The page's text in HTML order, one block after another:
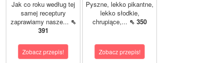
Jak co roku według tej
samej receptury
zaprawiamy nasze... ⇖
391
Zobacz przepis!
Pyszne, lekko pikantne,
lekko słodkie,
chrupiące,... ⇖ 350
Zobacz przepis!